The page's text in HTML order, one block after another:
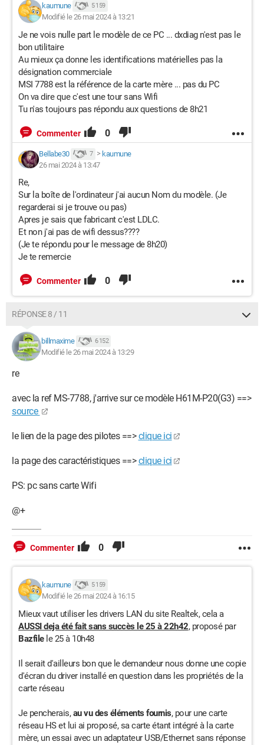
kaumune 5 159
Modifié le 26 mai 2024 à 13:21
Je ne vois nulle part le modèle de ce PC ... dxdiag n'est pas le
bon utilitaire
Au mieux ça donne les identifications matérielles pas la
désignation commerciale
MSI 7788 est la référence de la carte mère ... pas du PC
On va dire que c'est une tour sans Wifi
Tu n'as toujours pas répondu aux questions de 8h21
Commenter 0
Bellabe30 7 > kaumune
26 mai 2024 à 13:47
Re,
Sur la boîte de l'ordinateur j'ai aucun Nom du modèle. (Je
regarderai si je trouve ou pas)
Apres je sais que fabricant c'est LDLC.
Et non j'ai pas de wifi dessus????
(Je te répondu pour le message de 8h20)
Je te remercie
Commenter 0
RÉPONSE 8 / 11
billmaxime 6 152
Modifié le 26 mai 2024 à 13:29
re
avec la ref MS-7788, j'arrive sur ce modèle H61M-P20(G3) ==>
source
le lien de la page des pilotes ==>clique ici
la page des caractéristiques ==>clique ici
PS: pc sans carte Wifi
@+
Commenter 0
kaumune 5 159
Modifié le 26 mai 2024 à 16:15
Mieux vaut utiliser les drivers LAN du site Realtek, cela a
AUSSI deja été fait sans succès le 25 à 22h42, proposé par
Bazfilele 25 à 10h48
Il serait d'ailleurs bon que le demandeur nous donne une copie
d'écran du driver installé en question dans les propriétés de la
carte réseau
Je pencherais,au vu des éléments fournis, pour une carte
réseau HS et lui ai proposé, sa carte étant intégré à la carte
mère, un essai avec un adaptateur USB/Ethernet sans réponse